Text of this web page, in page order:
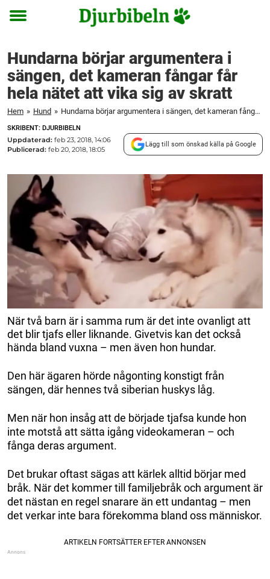
Toggle
Hundarna börjar argumentera i
sängen, det kameran fångar får
hela nätet att vika sig av skratt
Hem » Hund » Hundarna börjar argumentera i sängen, det kameran fångar får hela nätet att vika sig av skratt
SKRIBENT: DJURBIBELN
Uppdaterad: feb 23, 2018, 14:06
Publicerad: feb 20, 2018, 18:05
Lägg till som önskad källa på Google
När två barn är i samma rum är det inte ovanligt att
det blir tjafs eller liknande. Givetvis kan det också
hända bland vuxna – men även hon hundar.
Den här ägaren hörde någonting konstigt från
sängen, där hennes två siberian huskys låg.
Men när hon insåg att de började tjafsa kunde hon
inte motstå att sätta igång videokameran – och
fånga deras argument.
Det brukar oftast sägas att kärlek alltid börjar med
bråk. När det kommer till familjebråk och argument är
det nästan en regel snarare än ett undantag – men
det verkar inte bara förekomma bland oss människor.